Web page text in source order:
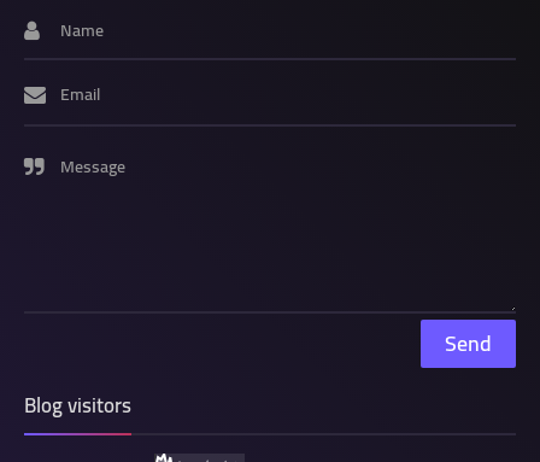
Name
Email
Message
Blog visitors